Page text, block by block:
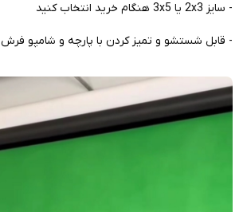
- سایز 2x3 یا 3x5 هنگام خرید انتخاب کنید
- قابل شستشو و تمیز کردن با پارچه و شامپو فرش